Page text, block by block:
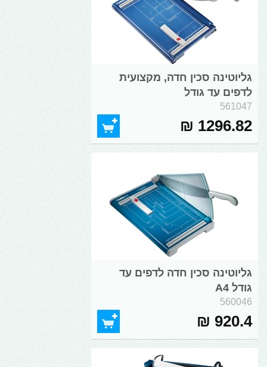
גליוטינה סכין חדה, מקצועית
לדפים עד גודל
561047
1296.82 ₪
גליוטינה סכין חדה לדפים עד
גודל A4
560046
920.4 ₪